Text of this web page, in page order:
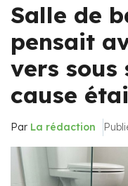
Salle de
pensait
vers sous
cause
Par La rédaction